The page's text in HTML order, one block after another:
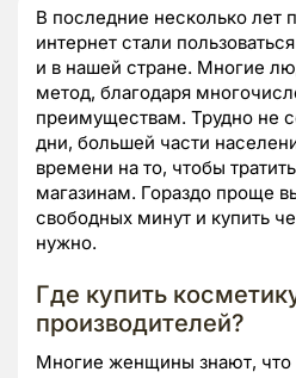
В последние несколько лет
интернет стали
и в нашей стране. Многие
метод, благодаря
преимуществам. Трудно не
дни, большей части
времени на то, чтобы
магазинам. Гораздо проще
свободных минут и купить
нужно.
Где купить
производителей?
Многие женщины знают, что